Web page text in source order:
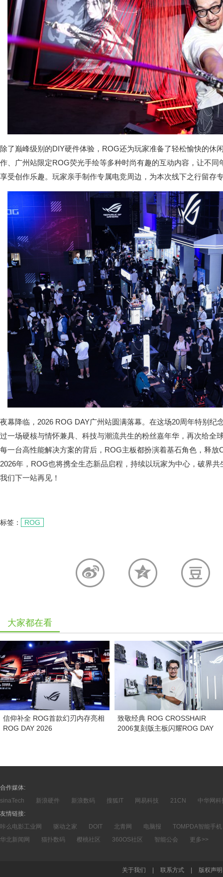
除了巅峰级别的DIY硬件体验，ROG还为玩家准备了轻松愉快的休
作、广州站限定ROG荧光手绘等多种时尚有趣的互动内容，让不
享受创作乐趣。玩家亲手制作专属电竞周边，为本次线下之行留存
夜幕降临，2026 ROG DAY广州站圆满落幕。在这场20周年特别纪
过一场硬核与情怀兼具、科技与潮流共生的粉丝嘉年华，再次给全
每一台高性能解决方案的背后，ROG主板都扮演着基石角色，释放
2026年，ROG也将携全生态新品启程，持续以玩家为中心，破界
我们下一站再见！
标签： ROG
大家都在看
信仰补全 ROG首款幻刃内存亮相
ROG DAY 2026
致敬经典 ROG CROSSHAIR
2006复刻版主板闪耀ROG DAY
合作媒体:
sinaTech
新浪硬件 新浪数码 搜狐IT 网易科技 21CN
中华网科
友情链接:
咔么电影工业网
驱动之家 DOIT 北青网 电脑报
TOMPDA智能手机
华北新闻网
猫扑数码 樱桃社区 360OS社区 智能公会 更多>>
关于我们 联系方式 版权声明